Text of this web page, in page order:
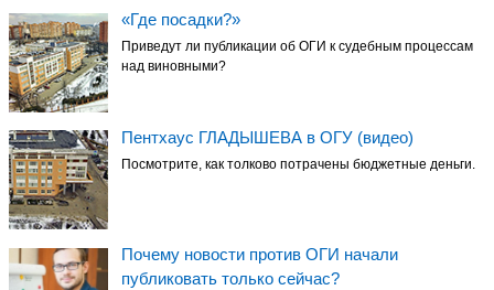
«Где посадки?»
Приведут ли публикации об ОГИ к судебным процессам
над виновными?
Пентхаус ГЛАДЫШЕВА в ОГУ (видео)
Посмотрите, как толково потрачены бюджетные деньги.
Почему новости против ОГИ начали
публиковать только сейчас?